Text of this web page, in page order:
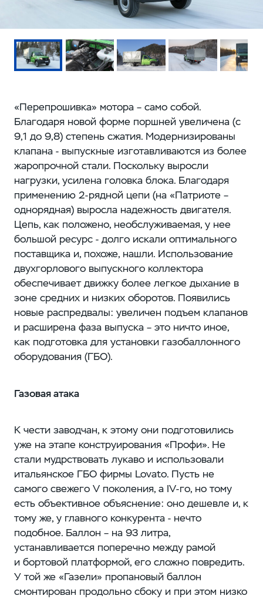
«Перепрошивка» мотора – само собой.
Благодаря новой форме поршней увеличена (с
9,1 до 9,8) степень сжатия. Модернизированы
клапана - выпускные изготавливаются из более
жаропрочной стали. Поскольку выросли
нагрузки, усилена головка блока. Благодаря
применению 2-рядной цепи (на «Патриоте –
однорядная) выросла надежность двигателя.
Цепь, как положено, необслуживаемая, у нее
большой ресурс - долго искали оптимального
поставщика и, похоже, нашли. Использование
двухгорлового выпускного коллектора
обеспечивает движку более легкое дыхание в
зоне средних и низких оборотов. Появились
новые распредвалы: увеличен подъем клапанов
и расширена фаза выпуска – это ничто иное,
как подготовка для установки газобаллонного
оборудования (ГБО).
Газовая атака
К чести заводчан, к этому они подготовились
уже на этапе конструирования «Профи». Не
стали мудрствовать лукаво и использовали
итальянское ГБО фирмы Lovato. Пусть не
самого свежего V поколения, а IV-го, но тому
есть объективное объяснение: оно дешевле и, к
тому же, у главного конкурента - нечто
подобное. Баллон – на 93 литра,
устанавливается поперечно между рамой
и бортовой платформой, его сложно повредить.
У той же «Газели» пропановый баллон
смонтирован продольно сбоку и при этом низко